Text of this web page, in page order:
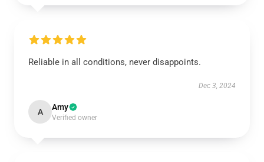
Reliable in all conditions, never disappoints.
Dec 3, 2024
A Amy
Verified owner